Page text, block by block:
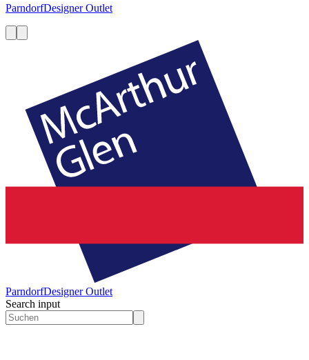
ParndorfDesigner Outlet
ParndorfDesigner Outlet
Search input